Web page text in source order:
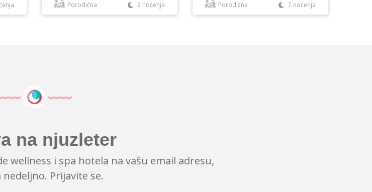
Porodična 2 noćenja Porodična 7 noćenja
na njuzleter
wellness i spa hotela na vašu email adresu,
Prijavite se.